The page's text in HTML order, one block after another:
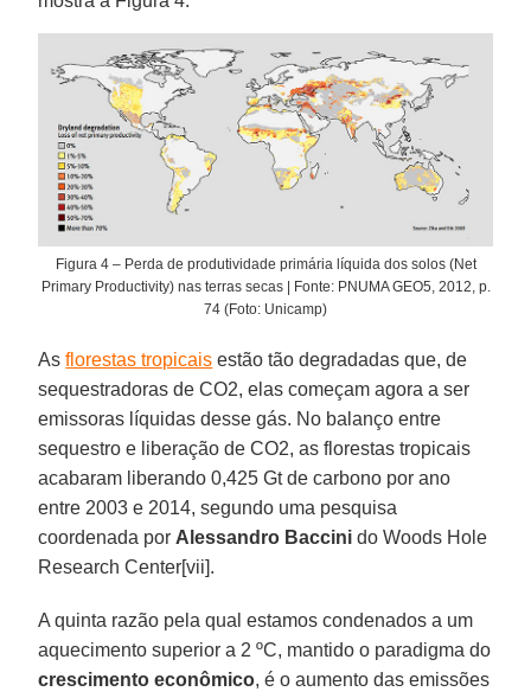
Figura 4 – Perda de produtividade primária líquida dos solos (Net
Primary Productivity) nas terras secas | Fonte: PNUMA GEO5, 2012, p.
74 (Foto: Unicamp)
Asflorestas tropicais estão tão degradadas que, de
sequestradoras de CO2, elas começam agora a ser
emissoras líquidas desse gás. No balanço entre
sequestro e liberação de CO2, as florestas tropicais
acabaram liberando 0,425 Gt de carbono por ano
entre 2003 e 2014, segundo uma pesquisa
coordenada por Alessandro Baccini do Woods Hole
Research Center[vii].
A quinta razão pela qual estamos condenados a um
aquecimento superior a 2 ºC, mantido o paradigma do
crescimento econômico, é o aumento das emissões